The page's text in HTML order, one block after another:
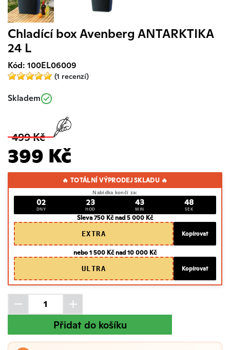
Chladící box Avenberg ANTARKTIKA
24 L
Kód: 100EL06009
(1 recenzí)
Skladem
499 Kč
399 Kč
🔥 TOTÁLNÍ VÝPRODEJ SKLADU 🔥
Nabídka končí za:
02
DNY
23
HOD
43
MIN
47
SEK
Sleva 750 Kč nad 5 000 Kč
EXTRA
Kopírovat
nebo 1 500 Kč nad 10 000 Kč
ULTRA
Kopírovat
Přidat do košíku